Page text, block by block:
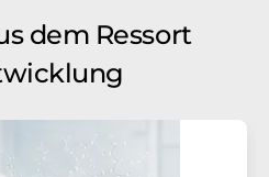
dem Ressort